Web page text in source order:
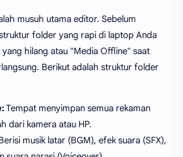
musuh utama editor. Sebelum
folder yang rapi di laptop Anda
hilang atau "Media Offline" saat
Berikut adalah struktur folder
Tempat menyimpan semua rekaman
dari kamera atau HP.
musik latar (BGM), efek suara (SFX),